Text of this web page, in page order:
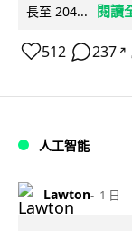
長至 204...
閱讀
512 237 ↗
人工智能
Lawton 1 日